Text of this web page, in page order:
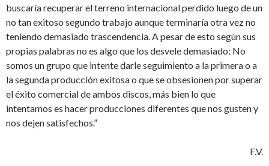
buscaría recuperar el terreno internacional perdido luego de un
no tan exitoso segundo trabajo aunque terminaría otra vez no
teniendo demasiado trascendencia. A pesar de esto según sus
propias palabras no es algo que los desvele demasiado: No
somos un grupo que intente darle seguimiento a la primera o a
la segunda producción exitosa o que se obsesionen por superar
el éxito comercial de ambos discos, más bien lo que
intentamos es hacer producciones diferentes que nos gusten y
nos dejen satisfechos.”
F.V.